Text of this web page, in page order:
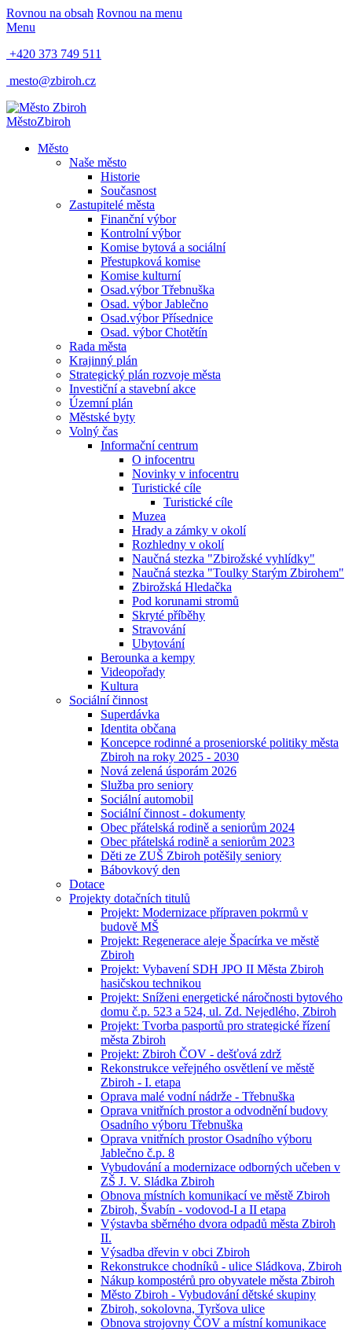
Rovnou na obsah Rovnou na menu
Menu
+420 373 749 511
mesto@zbiroh.cz
MěstoZbiroh
Město
Naše město
Historie
Současnost
Zastupitelé města
Finanční výbor
Kontrolní výbor
Komise bytová a sociální
Přestupková komise
Komise kulturní
Osad.výbor Třebnuška
Osad. výbor Jablečno
Osad.výbor Přísednice
Osad. výbor Chotětín
Rada města
Krajinný plán
Strategický plán rozvoje města
Investiční a stavební akce
Územní plán
Městské byty
Volný čas
Informační centrum
O infocentru
Novinky v infocentru
Turistické cíle
Turistické cíle
Muzea
Hrady a zámky v okolí
Rozhledny v okolí
Naučná stezka "Zbirožské vyhlídky"
Naučná stezka "Toulky Starým Zbirohem"
Zbirožská Hledačka
Pod korunami stromů
Skryté příběhy
Stravování
Ubytování
Berounka a kempy
Videopořady
Kultura
Sociální činnost
Superdávka
Identita občana
Koncepce rodinné a proseniorské politiky města
Zbiroh na roky 2025 - 2030
Nová zelená úsporám 2026
Služba pro seniory
Sociální automobil
Sociální činnost - dokumenty
Obec přátelská rodině a seniorům 2024
Obec přátelská rodině a seniorům 2023
Děti ze ZUŠ Zbiroh potěšily seniory
Bábovkový den
Dotace
Projekty dotačních titulů
Projekt: Modernizace přípraven pokrmů v
budově MŠ
Projekt: Regenerace aleje Špacírka ve městě
Zbiroh
Projekt: Vybavení SDH JPO II Města Zbiroh
hasičskou technikou
Projekt: Sníženi energetické náročnosti bytového
domu č.p. 523 a 524, ul. Zd. Nejedlého, Zbiroh
Projekt: Tvorba pasportů pro strategické řízení
města Zbiroh
Projekt: Zbiroh ČOV - dešťová zdrž
Rekonstrukce veřejného osvětlení ve městě
Zbiroh - I. etapa
Oprava malé vodní nádrže - Třebnuška
Oprava vnitřních prostor a odvodnění budovy
Osadního výboru Třebnuška
Oprava vnitřních prostor Osadního výboru
Jablečno č.p. 8
Vybudování a modernizace odborných učeben v
ZŠ J. V. Sládka Zbiroh
Obnova místních komunikací ve městě Zbiroh
Zbiroh, Švabín - vodovod-I a II etapa
Výstavba sběrného dvora odpadů města Zbiroh
II.
Výsadba dřevin v obci Zbiroh
Rekonstrukce chodníků - ulice Sládkova, Zbiroh
Nákup kompostérů pro obyvatele města Zbiroh
Město Zbiroh - Vybudování dětské skupiny
Zbiroh, sokolovna, Tyršova ulice
Obnova strojovny ČOV a místní komunikace